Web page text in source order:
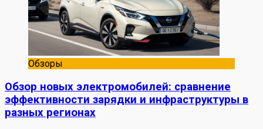
Обзоры
Обзор новых электромобилей: сравнение
эффективности зарядки и инфраструктуры в
разных регионах